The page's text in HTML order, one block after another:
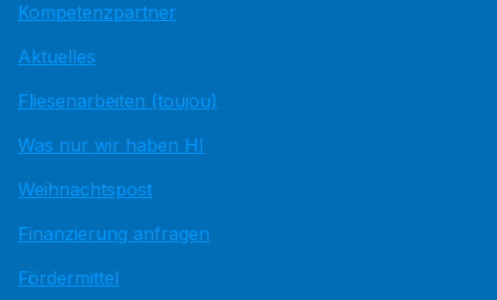
Kompetenzpartner
Aktuelles
Fliesenarbeiten (toujou)
Was nur wir haben HI
Weihnachtspost
Finanzierung anfragen
Fördermittel